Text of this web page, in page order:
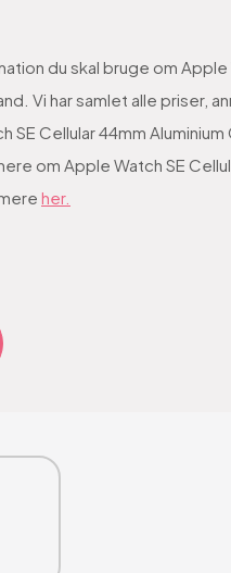
du skal bruge om Apple
Vi har samlet alle priser,
Cellular 44mm
om Apple Watch SE
her.